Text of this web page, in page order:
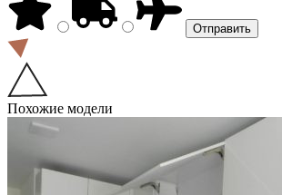
Похожие модели